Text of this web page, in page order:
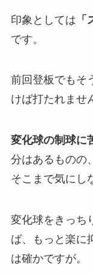
印象としては
です。
前回登板でもそ
けば打たれませ
変化球の制球に
分はあるものの
そこまで気にし
変化球をきっち
ば、もっと楽に
は確かですが。